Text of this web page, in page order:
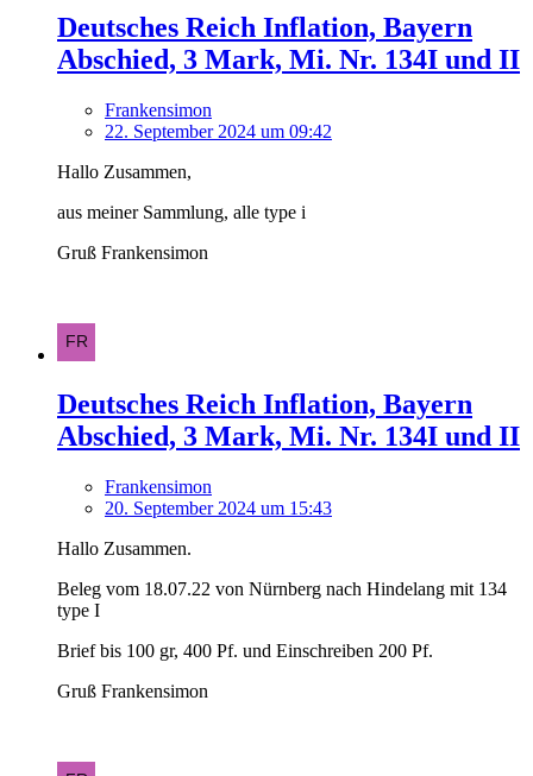
Deutsches Reich Inflation, Bayern
Abschied, 3 Mark, Mi. Nr. 134I und II
Frankensimon
22. September 2024 um 09:42
Hallo Zusammen,
aus meiner Sammlung, alle type i
Gruß Frankensimon
Deutsches Reich Inflation, Bayern
Abschied, 3 Mark, Mi. Nr. 134I und II
Frankensimon
20. September 2024 um 15:43
Hallo Zusammen.
Beleg vom 18.07.22 von Nürnberg nach Hindelang mit 134
type I
Brief bis 100 gr, 400 Pf. und Einschreiben 200 Pf.
Gruß Frankensimon